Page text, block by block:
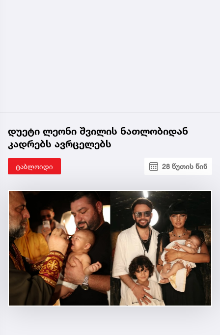
დუეტი ლეონი შვილის ნათლობიდან
კადრებს ავრცელებს
ტაბლოიდი 28 წუთის წინ